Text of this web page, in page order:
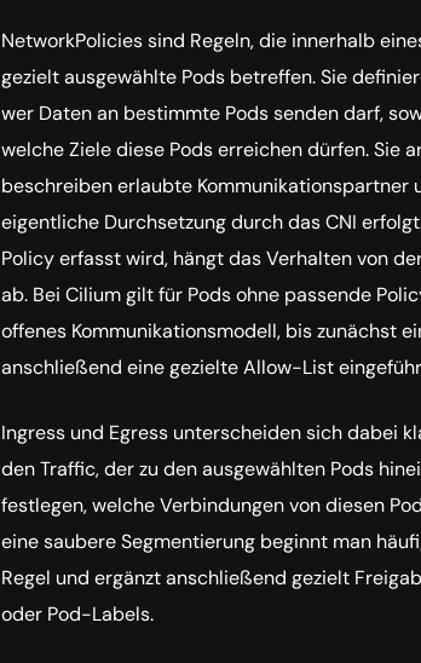
NetworkPolicies sind Regeln, die innerhalb
gezielt ausgewählte Pods betreffen. Sie
wer Daten an bestimmte Pods senden darf,
welche Ziele diese Pods erreichen dürfen. Sie
beschreiben erlaubte Kommunikationspartner
eigentliche Durchsetzung durch das CNI
Policy erfasst wird, hängt das Verhalten von
ab. Bei Cilium gilt für Pods ohne passende
offenes Kommunikationsmodell, bis zunächst
anschließend eine gezielte Allow-List
Ingress und Egress unterscheiden sich dabei
den Traffic, der zu den ausgewählten Pods
festlegen, welche Verbindungen von diesen
eine saubere Segmentierung beginnt man
Regel und ergänzt anschließend gezielt
oder Pod-Labels.